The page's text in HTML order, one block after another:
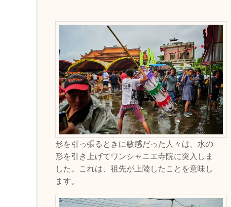
形を引っ張るときに敏感だった人々は、水の
形を引き上げてワンシャニエ寺院に突入しま
した。これは、祖先が上陸したことを意味し
ます。